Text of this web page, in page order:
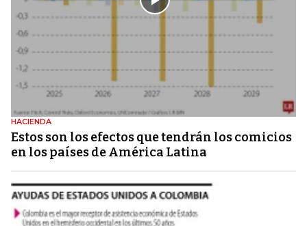
HACIENDA
Estos son los efectos que tendrán los comicios
en los países de América Latina